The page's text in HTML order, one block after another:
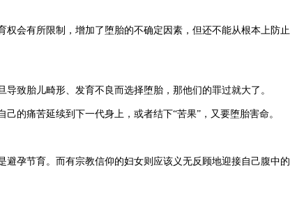
会有所限制，增加了堕胎的不确定因素，但还不能从根本上防止
致胎儿畸形、发育不良而选择堕胎，那他们的罪过就大了。
痛苦延续到下一代身上，或者结下“苦果”，又要堕胎害命。
孕节育。而有宗教信仰的妇女则应该义无反顾地迎接自己腹中的